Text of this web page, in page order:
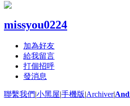
missyou0224
加為好友
給我留言
打個招呼
發消息
聯繫我們|小黑屋|手機版|Archiver|